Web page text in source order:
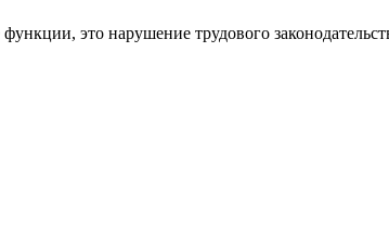
это нарушение трудового